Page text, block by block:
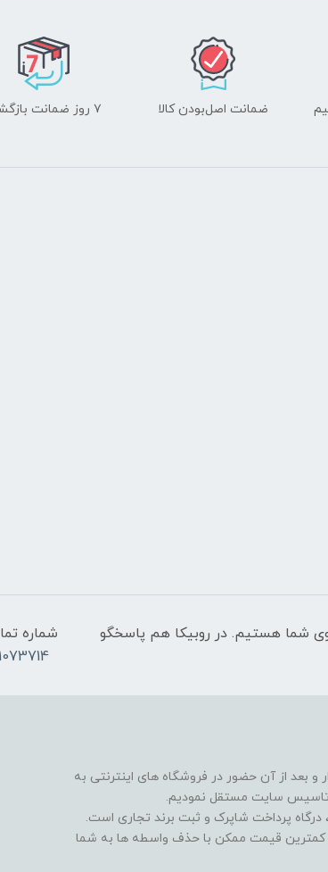
ضمانت اصل‌بودن کالا ۷ روز ضمانت بازگشت
9 صبح تا 9 شب پاسخگوی شما هستیم. در روبیکا هم پاسخگو
شماره
بعد از آن حضور در فروشگاه های اینترنتی به
تاسیس سایت مستقل نمودیم.
پرداخت شاپرک و ثبت برند تجاری است.
کمترین قیمت ممکن با حذف واسطه ها به شما